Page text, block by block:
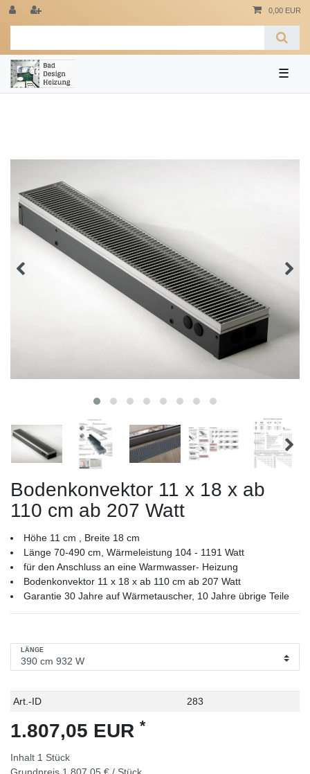
0,00 EUR
☰
Bodenkonvektor 11 x 18 x ab
110 cm ab 207 Watt
Höhe 11 cm , Breite 18 cm
Länge 70-490 cm, Wärmeleistung 104 - 1191 Watt
für den Anschluss an eine Warmwasser- Heizung
Bodenkonvektor 11 x 18 x ab 110 cm ab 207 Watt
Garantie 30 Jahre auf Wärmetauscher, 10 Jahre übrige Teile
LÄNGE
Technisches
Wert
Art.-ID 283
1.807,05 EUR *
Inhalt 1 Stück